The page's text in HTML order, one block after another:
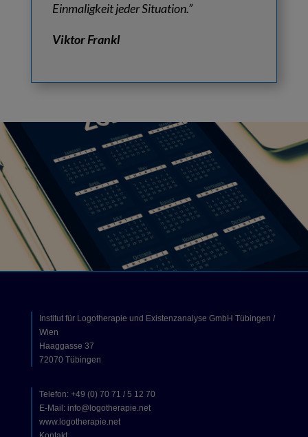
Einmaligkeit jeder Situation.”
Viktor Frankl
Institut für Logotherapie und Existenzanalyse GmbH Tübingen /
Wien
Haaggasse 37
72070 Tübingen
Telefon: +49 (0) 70 71 / 5 12 70
E-Mail: info@logotherapie.net
www.logotherapie.net